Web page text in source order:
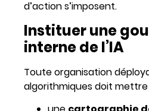
d’action s’imposent.
Instituer une
interne de l’IA
Toute organisation
algorithmiques doit mettre